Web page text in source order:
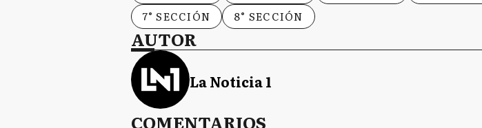
7° SECCIÓN
8° SECCIÓN
AUTOR
La Noticia 1
COMENTARIOS